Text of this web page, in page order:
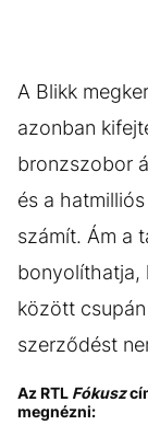
A Blikk
azonban
bronzszobor
és a
számít. Ám a
bonyolíthatja,
között
szerződést
Az RTL Fókusz
megnézni: